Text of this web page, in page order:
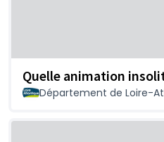
Quelle animation
Département de Loire-